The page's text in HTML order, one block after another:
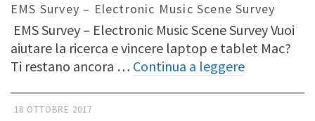
EMS Survey – Electronic Music Scene Survey
EMS Survey – Electronic Music Scene Survey Vuoi
aiutare la ricerca e vincere laptop e tablet Mac?
Ti restano ancora … Continua a leggere
18 OTTOBRE 2017